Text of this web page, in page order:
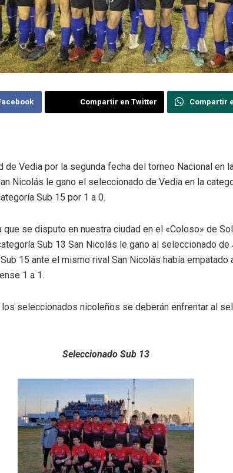
Compartir en Twitter Compartir
de Vedia por la segunda fecha del torneo Nacional en
Nicolás le gano el seleccionado de Vedia en la
Sub 15 por 1 a 0.
que se disputo en nuestra ciudad en el «Coloso» de
Sub 13 San Nicolás le gano al seleccionado de
15 ante el mismo rival San Nicolás había empatado
1 a 1.
los seleccionados nicoleños se deberán enfrentar al
Seleccionado Sub 13